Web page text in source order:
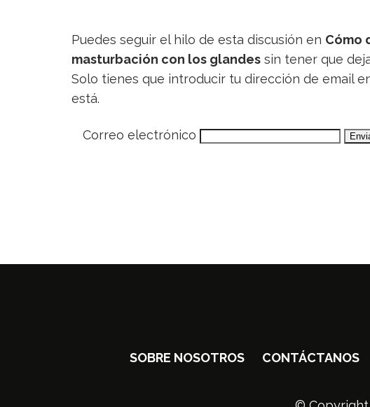
Puedes seguir el hilo de esta discusión en Cómo
masturbación con los glandes sin tener que
Solo tienes que introducir tu dirección de email
está.
Correo electrónico
SOBRE NOSOTROS CONTÁCTANOS